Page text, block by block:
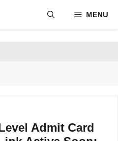
MENU
Admit Card